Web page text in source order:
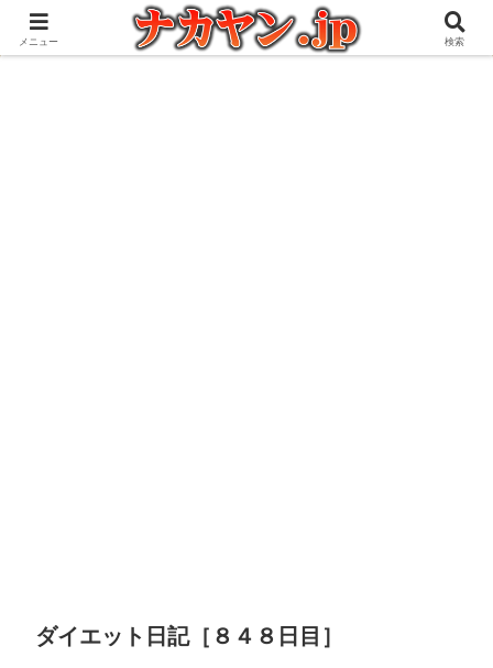
アウトドアとガジェット好きな管理人の愉快な日々を綴るブログ
ダイエット日記［８４８日目］
メニュー 検索